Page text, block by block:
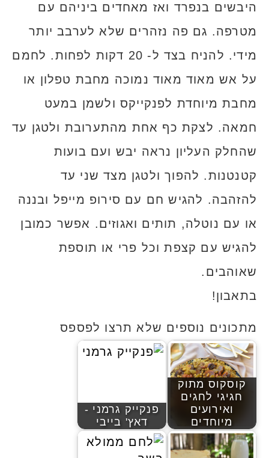
היבשים בנפרד ואז מאחדים ביניהם עם
מטרפה. גם פה נזהרים שלא לערבב יותר
מידי. להניח בצד ל- 20 דקות לפחות. לחמם
על אש מאוד מאוד נמוכה מחבת טפלון או
מחבת מיוחדת לפנקייקס ולשמן במעט
חמאה. לצקת כף אחת מהתערובת ולטגן עד
שהחלק העליון נראה יבש ועם בועות
קטנטנות. להפוך ולטגן מצד שני עד
להזהבה. להגיש חם עם סירופ מייפל ובננה
או עם נוטלה, תותים ואגוזים. אפשר כמובן
להגיש עם קצפת וכל פרי או תוספת
שאוהבים.
בתאבון!
מתכונים נוספים שלא תרצו לפספס
קוסקוס מתוק
חגיגי לחגים
ואירועים
מיוחדים
פנקייק גרמני -
דאץ' בייבי